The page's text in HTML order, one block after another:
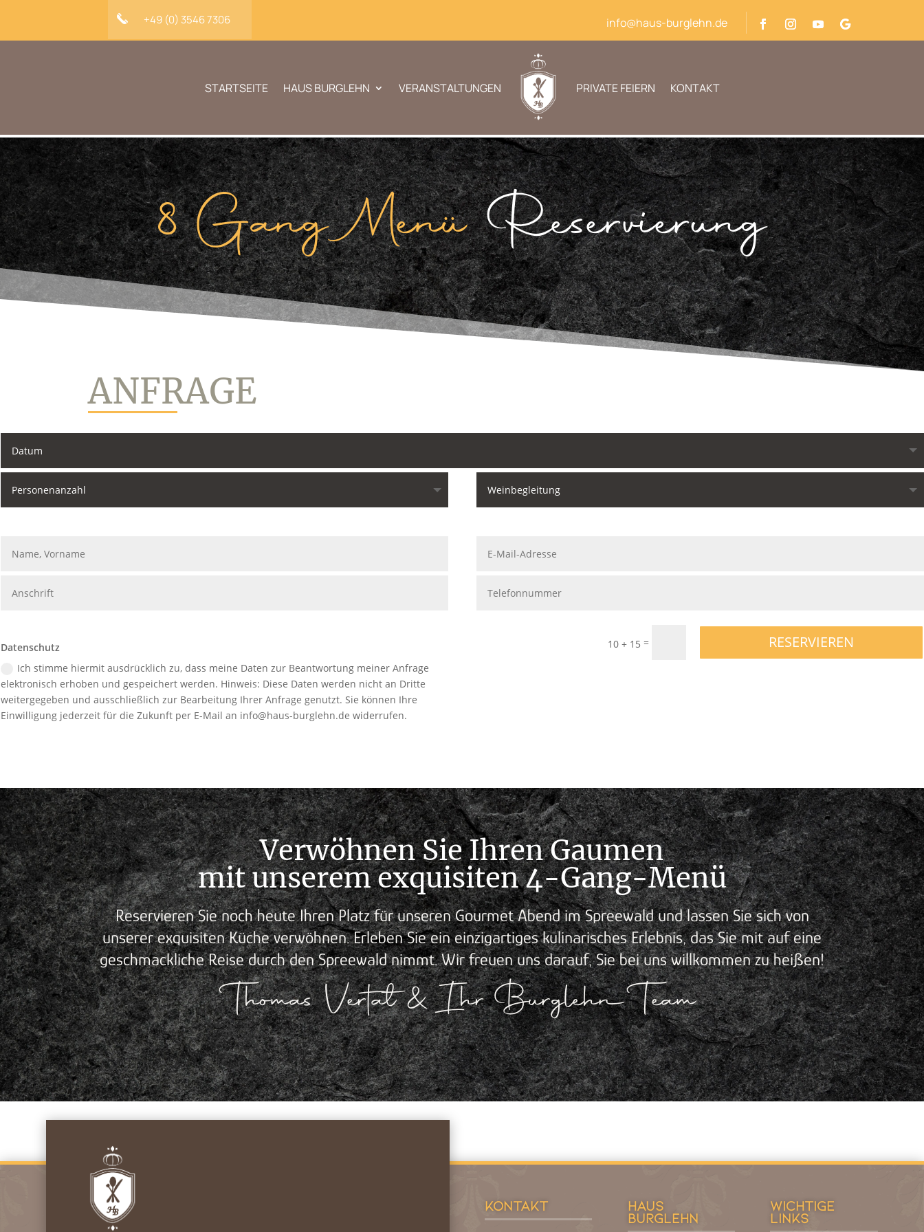
+49 (0) 3546 7306 info@haus-burglehn.de
STARTSEITE HAUS BURGLEHN VERANSTALTUNGEN PRIVATE FEIERN KONTAKT
8 Gang MenüReservierung
ANFRAGE
Datenschutz
Ich stimme hiermit ausdrücklich zu, dass meine Daten zur Beantwortung meiner Anfrage
elektronisch erhoben und gespeichert werden. Hinweis: Diese Daten werden nicht an Dritte
weitergegeben und ausschließlich zur Bearbeitung Ihrer Anfrage genutzt. Sie können Ihre
Einwilligung jederzeit für die Zukunft per E-Mail an info@haus-burglehn.de widerrufen.
10 + 15 = RESERVIEREN
Verwöhnen Sie Ihren Gaumen
mit unserem exquisiten 4-Gang-Menü
Reservieren Sie noch heute Ihren Platz für unseren Gourmet Abend im Spreewald und lassen Sie sich von
unserer exquisiten Küche verwöhnen. Erleben Sie ein einzigartiges kulinarisches Erlebnis, das Sie mit auf eine
geschmackliche Reise durch den Spreewald nimmt. Wir freuen uns darauf, Sie bei uns willkommen zu heißen!
Thomas Vertat & Ihr Burglehn Team
Kontakt Haus
Burglehn
wichtige
links